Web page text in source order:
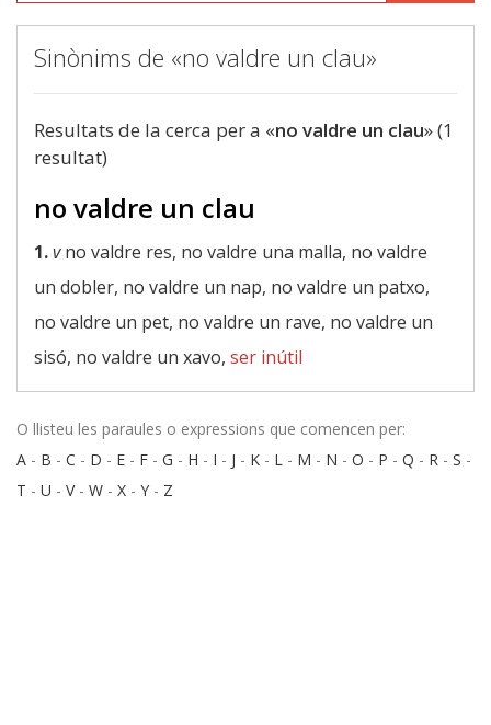
Sinònims de «no valdre un clau»
Resultats de la cerca per a «no valdre un clau» (1
resultat)
no valdre un clau
1.vno valdre res, no valdre una malla, no valdre
un dobler, no valdre un nap, no valdre un patxo,
no valdre un pet, no valdre un rave, no valdre un
sisó, no valdre un xavo, ser inútil
O llisteu les paraules o expressions que comencen per:
A - B - C - D - E - F - G - H - I - J - K - L - M - N - O - P - Q - R - S -
T - U - V- W - X - Y - Z